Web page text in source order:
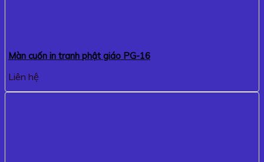
Màn cuốn in tranh phật giáo PG-16
Liên hệ